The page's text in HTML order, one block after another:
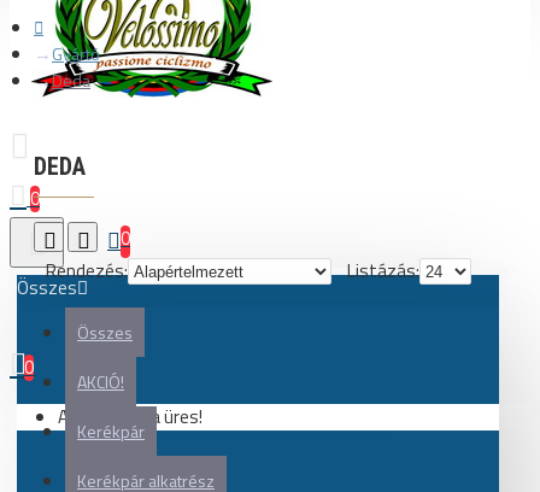
0
Összes
Összes
AKCIÓ!
Kerékpár
Kerékpár alkatrész
0
Az Ön kosara üres!
Gyártó
Deda
DEDA
0
Rendezés:
Listázás: